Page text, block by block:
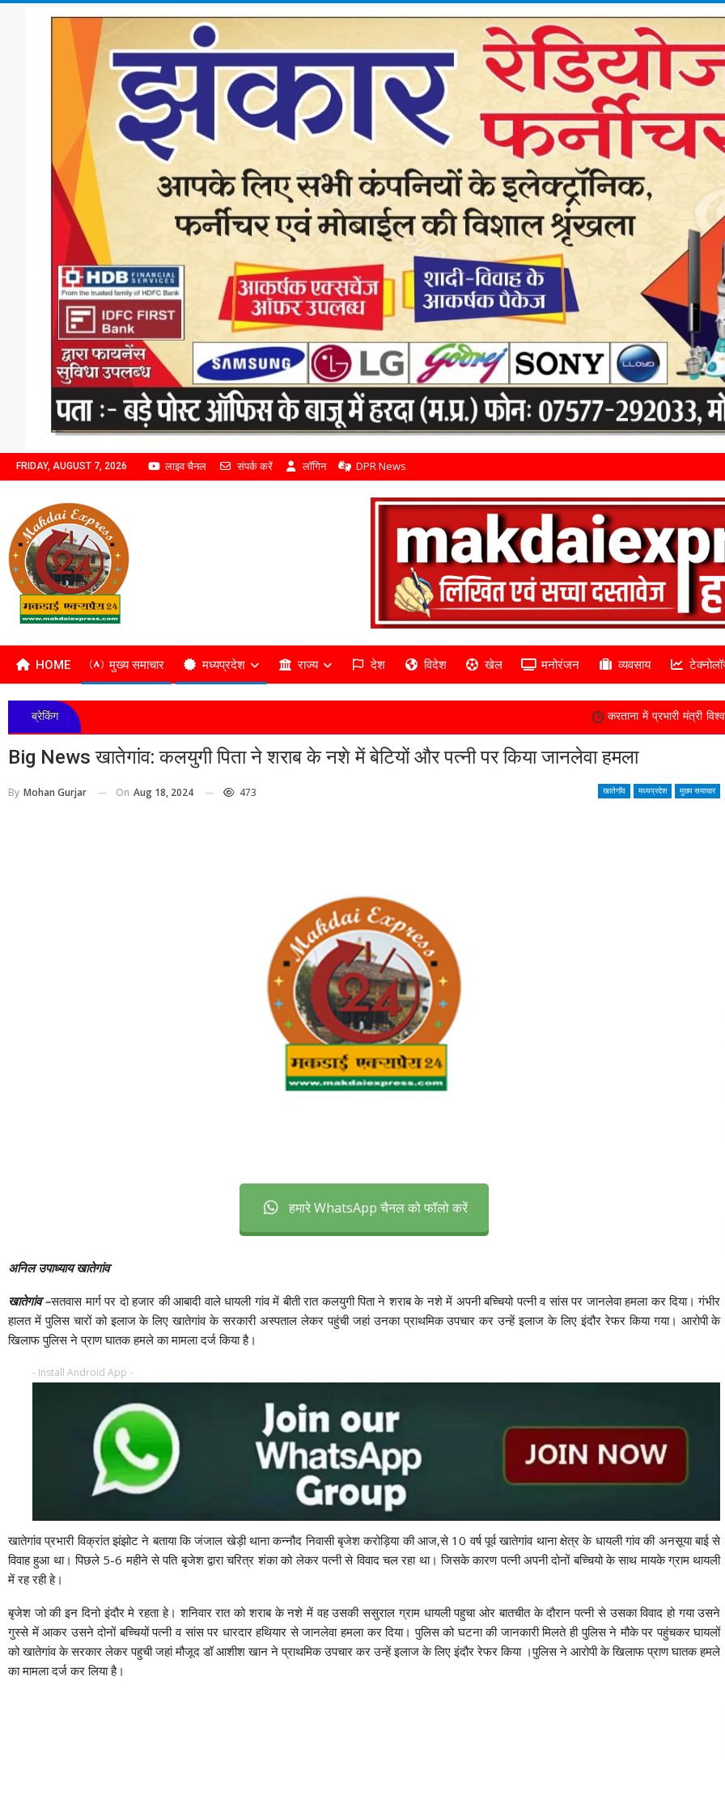
FRIDAY, AUGUST 7, 2026 लाइव चैनल संपर्क करें लॉगिन DPR News
HOME मुख्य समाचार मध्यप्रदेश राज्य देश विदेश खेल मनोरंजन व्यवसाय
ब्रेकिंग करताना में प्रभारी मंत्री विश्वास सारंग ने किया
Big News खातेगांव: कलयुगी पिता ने शराब के नशे में बेटियों और पत्नी पर किया जानलेवा हमला
खातेगॉव मध्यप्रदेश मुख्य समाचार
By Mohan Gurjar On Aug 18, 2024 473
हमारे WhatsApp चैनल को फॉलो करें
अनिल उपाध्याय खातेगांव
खातेगांव –सतवास मार्ग पर दो हजार की आबादी वाले धायली गांव में बीती रात कलयुगी पिता ने शराब के नशे में अपनी बच्चियो पत्नी व सांस पर जानलेवा हमला कर दिया। गंभीर
हालत में पुलिस चारों को इलाज के लिए खातेगांव के सरकारी अस्पताल लेकर पहुंची जहां उनका प्राथमिक उपचार कर उन्हें इलाज के लिए इंदौर रेफर किया गया। आरोपी के
खिलाफ पुलिस ने प्राण घातक हमले का मामला दर्ज किया है।
- Install Android App -
खातेगांव प्रभारी विक्रांत झंझोट ने बताया कि जंजाल खेड़ी थाना कन्नौद निवासी बृजेश करोड़िया की आज,से 10 वर्ष पूर्व खातेगांव थाना क्षेत्र के धायली गांव की अनसूया बाई से
विवाह हुआ था। पिछले 5-6 महीने से पति बृजेश द्वारा चरित्र शंका को लेकर पत्नी से विवाद चल रहा था। जिसके कारण पत्नी अपनी दोनों बच्चियो के साथ मायके ग्राम थायली
में रह रही हे।
बृजेश जो की इन दिनो इंदौर मे रहता हे। शनिवार रात को शराब के नशे में वह उसकी ससुराल ग्राम धायली पहुचा ओर बातचीत के दौरान पत्नी से उसका विवाद हो गया उसने
गुस्से में आकर उसने दोनों बच्चियों पत्नी व सांस पर धारदार हथियार से जानलेवा हमला कर दिया। पुलिस को घटना की जानकारी मिलते ही पुलिस ने मौके पर पहुंचकर घायलों
को खातेगांव के सरकार लेकर पहुची जहां मौजूद डॉ आशीश खान ने प्राथमिक उपचार कर उन्हें इलाज के लिए इंदौर रेफर किया ।पुलिस ने आरोपी के खिलाफ प्राण घातक हमले
का मामला दर्ज कर लिया है।